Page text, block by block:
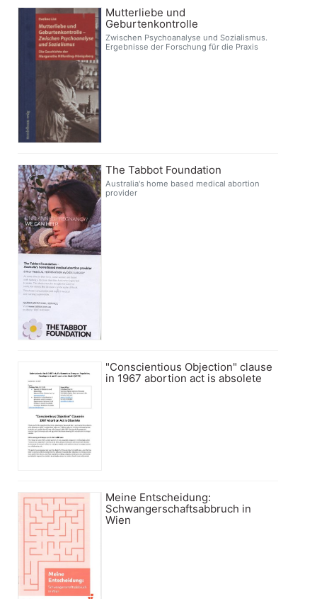
Mutterliebe und
Geburtenkontrolle
Zwischen Psychoanalyse und Sozialismus.
Ergebnisse der Forschung für die Praxis
The Tabbot Foundation
Australia's home based medical abortion
provider
"Conscientious Objection" clause
in 1967 abortion act is absolete
Meine Entscheidung:
Schwangerschaftsabbruch in
Wien